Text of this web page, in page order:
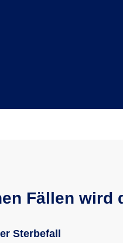
Fällen wird
Sterbefall